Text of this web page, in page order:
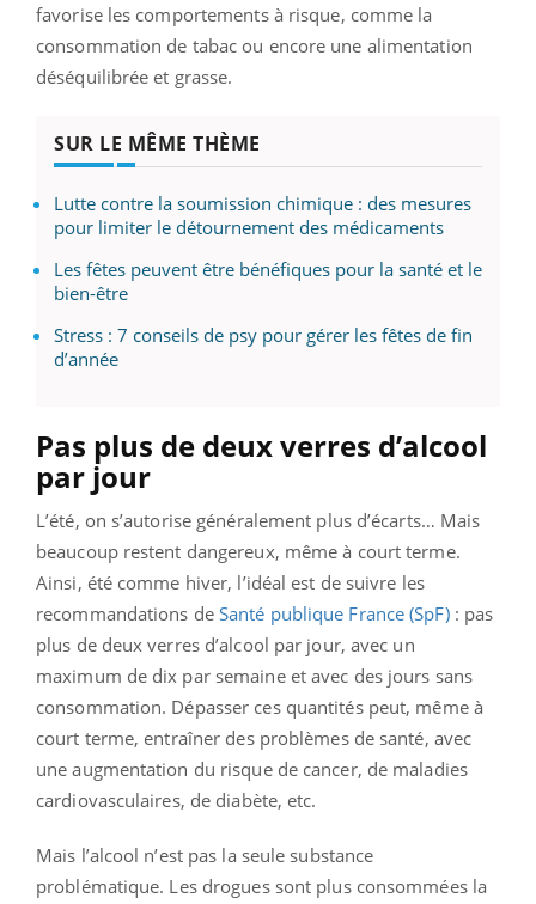
favorise les comportements à risque, comme la
consommation de tabac ou encore une alimentation
déséquilibrée et grasse.
SUR LE MÊME THÈME
Lutte contre la soumission chimique : des mesures
pour limiter le détournement des médicaments
Les fêtes peuvent être bénéfiques pour la santé et le
bien-être
Stress : 7 conseils de psy pour gérer les fêtes de fin
d’année
Pas plus de deux verres d’alcool
par jour
L’été, on s’autorise généralement plus d’écarts… Mais
beaucoup restent dangereux, même à court terme.
Ainsi, été comme hiver, l’idéal est de suivre les
recommandations de Santé publique France (SpF): pas
plus de deux verres d’alcool par jour, avec un
maximum de dix par semaine et avec des jours sans
consommation. Dépasser ces quantités peut, même à
court terme, entraîner des problèmes de santé, avec
une augmentation du risque de cancer, de maladies
cardiovasculaires, de diabète, etc.
Mais l’alcool n’est pas la seule substance
problématique. Les drogues sont plus consommées la